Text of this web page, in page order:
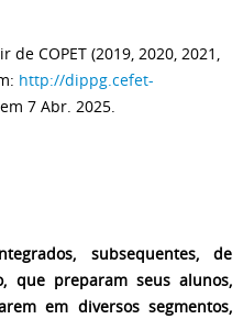
COPET (2019, 2020, 2021,
http://dippg.cefet-
7 Abr. 2025.
subsequentes, de
que preparam seus alunos,
em diversos segmentos,